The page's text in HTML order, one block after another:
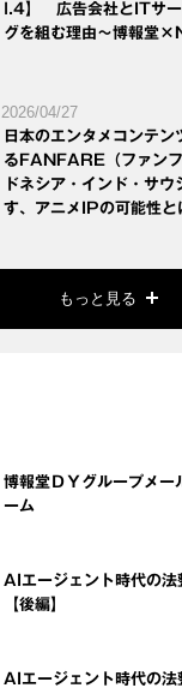
l.4】 広告会社とITサー
グを組む理由～博報堂
2026/04/27
日本のエンタメコンテ
るFANFARE（ファン
ドネシア・インド・サ
す、アニメIPの可能性と
もっと見る
博報堂ＤＹグループメー
ーム
AIエージェント時代の法
【後編】
AIエージェント時代の法